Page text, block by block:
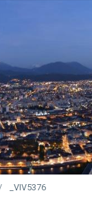
_VIV5376